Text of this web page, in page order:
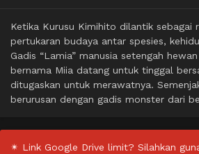
Ketika Kurusu Kimihito dilantik sebagai
pertukaran budaya antar spesies,
Gadis “Lamia” manusia setengah
bernama Miia datang untuk tinggal
ditugaskan untuk merawatnya.
berurusan dengan gadis monster dari
✴ Link Google Drive limit? Silahkan